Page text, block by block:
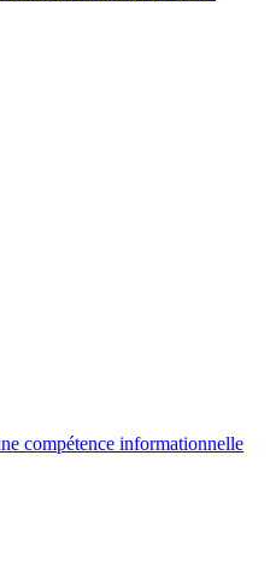
compétence informationnelle